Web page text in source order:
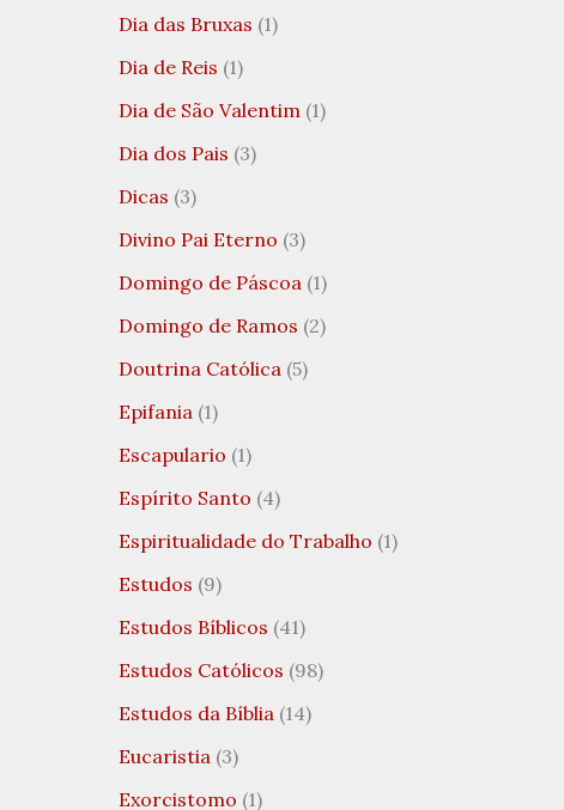
Dia das Bruxas (1)
Dia de Reis (1)
Dia de São Valentim (1)
Dia dos Pais (3)
Dicas (3)
Divino Pai Eterno (3)
Domingo de Páscoa (1)
Domingo de Ramos (2)
Doutrina Católica (5)
Epifania (1)
Escapulario (1)
Espírito Santo (4)
Espiritualidade do Trabalho (1)
Estudos (9)
Estudos Bíblicos (41)
Estudos Católicos (98)
Estudos da Bíblia (14)
Eucaristia (3)
Exorcistomo (1)